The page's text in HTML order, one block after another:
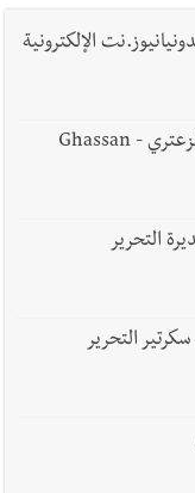
الإلكترونية
الصحافي السفير غسان محمود الزعتري - Ghassan
التحرير
التحرير